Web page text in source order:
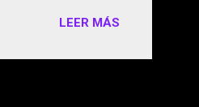
de Alphabet, la
del lugares
LEER MÁS